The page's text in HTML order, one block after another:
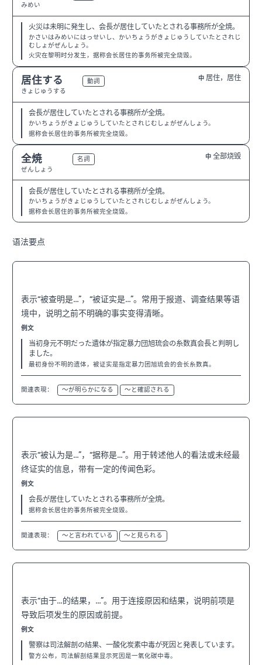
みめい
火災は未明に発生し、会長が居住していたとされる事務所が全焼。
かさいはみめいにはっせいし、かいちょうがきょじゅうしていたとされじ
むしょがぜんしょう。
火灾在黎明时分发生，据称会长居住的事务所被完全烧毁。
居住する
きょじゅうする
動詞 中 居住，居住
会長が居住していたとされる事務所が全焼。
かいちょうがきょじゅうしていたとされじむしょがぜんしょう。
据称会长居住的事务所被完全烧毁。
全焼
ぜんしょう
名詞 中 全部烧毁
会長が居住していたとされる事務所が全焼。
かいちょうがきょじゅうしていたとされじむしょがぜんしょう。
据称会长居住的事务所被完全烧毁。
语法要点
表示“被查明是…”，“被证实是…”。常用于报道、调查结果等语
境中，说明之前不明确的事实变得清晰。
例文
当初身元不明だった遺体が指定暴力団旭琉会の糸数真会長と判明し
ました。
最初身份不明的遗体，被证实是指定暴力团旭琉会的会长糸数真。
関連表現： 〜が明らかになる 〜と確認される
表示“被认为是…”，“据称是…”。用于转述他人的看法或未经最
终证实的信息，带有一定的传闻色彩。
例文
会長が居住していたとされる事務所が全焼。
据称会长居住的事务所被完全烧毁。
関連表現： 〜と言われている 〜と見られる
表示“由于…的结果，…”。用于连接原因和结果，说明前项是
导致后项发生的原因或前提。
例文
警察は司法解剖の結果、一酸化炭素中毒が死因と発表しています。
警方公布，司法解剖结果显示死因是一氧化碳中毒。